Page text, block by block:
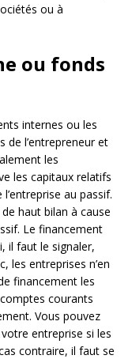
ou à
ou fonds
internes ou les
l’entrepreneur et
les
les capitaux relatifs
au passif.
haut bilan à cause
Le financement
il faut le signaler,
les entreprises n’en
financement les
courants
Vous pouvez
entreprise si les
contraire, il faut se